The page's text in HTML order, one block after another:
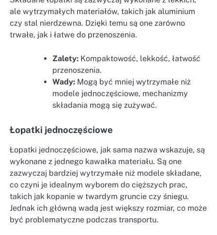
ale wytrzymałych materiałów, takich jak aluminium
czy stal nierdzewna. Dzięki temu są one zarówno
trwałe, jak i łatwe do przenoszenia.
Zalety: Kompaktowość, lekkość, łatwość
przenoszenia.
Wady: Mogą być mniej wytrzymałe niż
modele jednoczęściowe, mechanizmy
składania mogą się zużywać.
Łopatki jednoczęściowe
Łopatki jednoczęściowe, jak sama nazwa wskazuje, są
wykonane z jednego kawałka materiału. Są one
zazwyczaj bardziej wytrzymałe niż modele składane,
co czyni je idealnym wyborem do cięższych prac,
takich jak kopanie w twardym gruncie czy śniegu.
Jednak ich główną wadą jest większy rozmiar, co może
być problematyczne podczas transportu.